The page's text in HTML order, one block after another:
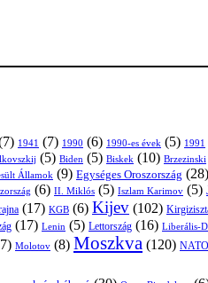
1941 (7) 1990 (6) 1990-es évek (5) 1991
(5) Biden (5) Biskek (10) Brzezinski
Államok (9) Egységes Oroszország (28)
(6) II. Miklós (5) Iszlam Karimov (5)
(17) KGB (6) Kijev (102)
(17) Lenin (5) Lettország (16) Liberális-
Molotov (8) Moszkva (120) NATO